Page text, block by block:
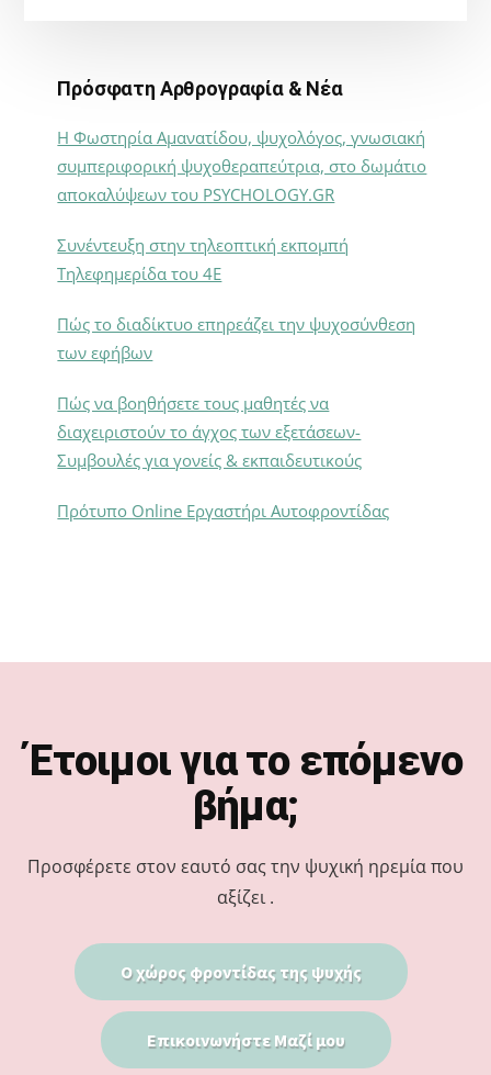
Πρόσφατη Αρθρογραφία & Νέα
Η Φωστηρία Αμανατίδου, ψυχολόγος, γνωσιακή
συμπεριφορική ψυχοθεραπεύτρια, στο δωμάτιο
αποκαλύψεων του PSYCHOLOGY.GR
Συνέντευξη στην τηλεοπτική εκπομπή
Τηλεφημερίδα του 4Ε
Πώς το διαδίκτυο επηρεάζει την ψυχοσύνθεση
των εφήβων
Πώς να βοηθήσετε τους μαθητές να
διαχειριστούν το άγχος των εξετάσεων-
Συμβουλές για γονείς & εκπαιδευτικούς
Πρότυπο Online Εργαστήρι Αυτοφροντίδας
Έτοιμοι για το επόμενο
βήμα;
Προσφέρετε στον εαυτό σας την ψυχική ηρεμία που
αξίζει .
Ο χώρος φροντίδας της ψυχής
Επικοινωνήστε Μαζί μου